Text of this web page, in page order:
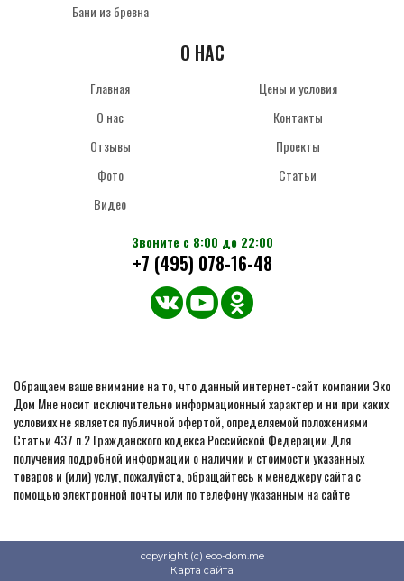
Бани из бревна
О НАС
Главная
О нас
Отзывы
Фото
Видео
Цены и условия
Контакты
Проекты
Статьи
Звоните с 8:00 до 22:00
+7 (495) 078-16-48
Обращаем ваше внимание на то, что данный интернет-сайт компании Эко
Дом Мне носит исключительно информационный характер и ни при каких
условиях не является публичной офертой, определяемой положениями
Статьи 437 п.2 Гражданского кодекса Российской Федерации.Для
получения подробной информации о наличии и стоимости указанных
товаров и (или) услуг, пожалуйста, обращайтесь к менеджеру сайта с
помощью электронной почты или по телефону указанным на сайте
copyright (c) eco-dom.me
Карта сайта